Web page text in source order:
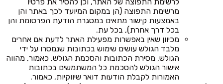
מרשימת התפוצה (הן במקום המיועד לכך באתר והן
באמצעות קישור מתאים במסגרת הודעת הפרסומת והן
בכל דרך אחרת), בכל עת.
מכיוון שאין באפשרות מפעילת האתר לדעת אם אחרים
מלבד הגולש עושים שימוש בכתובות שנמסרו על ידי
הגולש, מסירת הכתובות והסכמת הגולש, כאמור, מהווה
אישור הגולש להסכמת כל המשתמשים בכתובות
האמורות לקבלת הודעות דואר שיווקיות, כאמור.